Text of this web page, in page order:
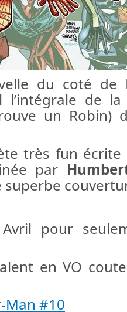
du coté de
l’intégrale de
un Robin)
très fun
par
pour
en VO
Man #10